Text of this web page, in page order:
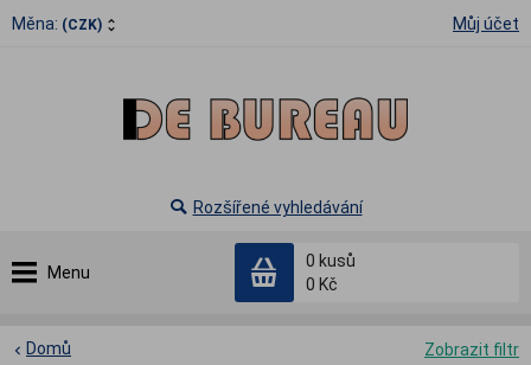
Měna: (CZK) Můj účet
Menu
0 kusů
0 Kč
Rozšířené vyhledávání
Zobrazit filtr
Domů